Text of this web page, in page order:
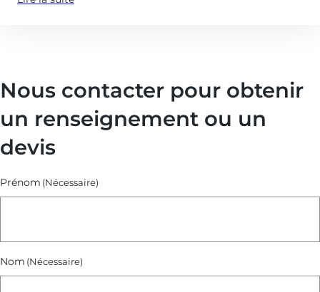
(à
sur
VSME)
Nous contacter pour obtenir
un renseignement ou un
devis
Prénom (Nécessaire)
Nom (Nécessaire)